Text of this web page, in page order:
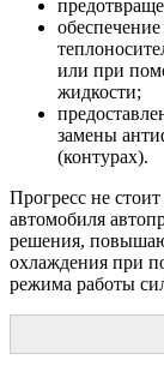
или при
жидкости;
замены
(контурах).
Прогресс не
автомобиля
решения,
охлаждения при
режима работы